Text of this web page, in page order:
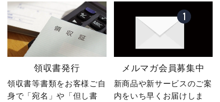
領収書発行
領収書等書類をお客様ご自
身で「宛名」や「但し書
メルマガ会員募集中
新商品や新サービスのご案
内をいち早くお届けしま